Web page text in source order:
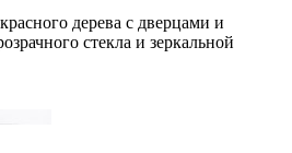
дерева с дверцами и
стекла и зеркальной